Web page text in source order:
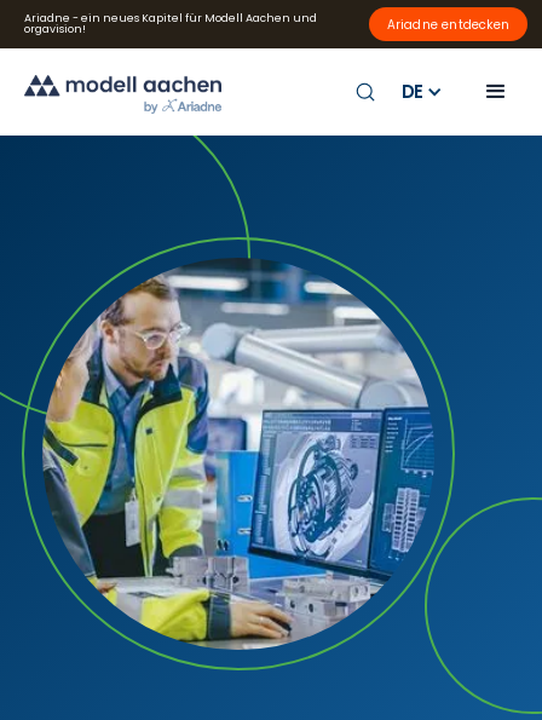
Ariadne - ein neues Kapitel für Modell Aachen und
orgavision! Ariadne entdecken
DE